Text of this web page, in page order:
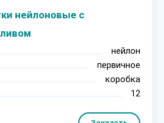
нейлоновые с
нейлон
первичное
коробка
12